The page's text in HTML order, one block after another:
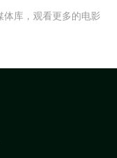
库，观看更多的电影